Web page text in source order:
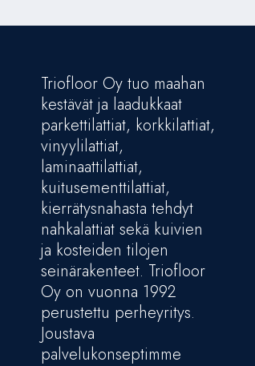
Triofloor Oy tuo maahan
kestävät ja laadukkaat
parkettilattiat, korkkilattiat,
vinyylilattiat,
laminaattilattiat,
kuitusementtilattiat,
kierrätysnahasta tehdyt
nahkalattiat sekä kuivien
ja kosteiden tilojen
seinärakenteet. Triofloor
Oy on vuonna 1992
perustettu perheyritys.
Joustava
palvelukonseptimme